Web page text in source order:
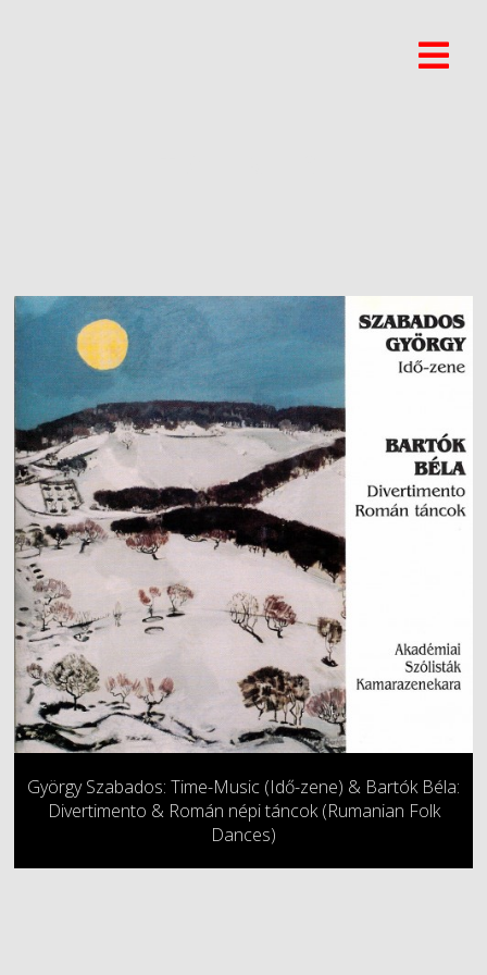
György Szabados: Time-Music (Idő-zene) & Bartók Béla:
Divertimento & Román népi táncok (Rumanian Folk
Dances)